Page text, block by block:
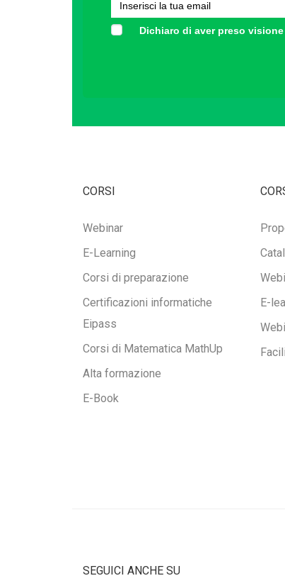
Dichiaro di aver preso
CORSI
Webinar
E-Learning
Corsi di preparazione
Certificazioni informatiche
Eipass
Corsi di Matematica MathUp
Alta formazione
E-Book
E-
SEGUICI ANCHE SU